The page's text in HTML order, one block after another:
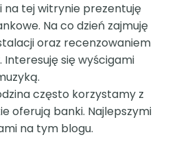
na tej witrynie prezentuję
Na co dzień zajmuję
oraz recenzowaniem
się wyścigami
często korzystamy z
oferują banki. Najlepszymi
na tym blogu.